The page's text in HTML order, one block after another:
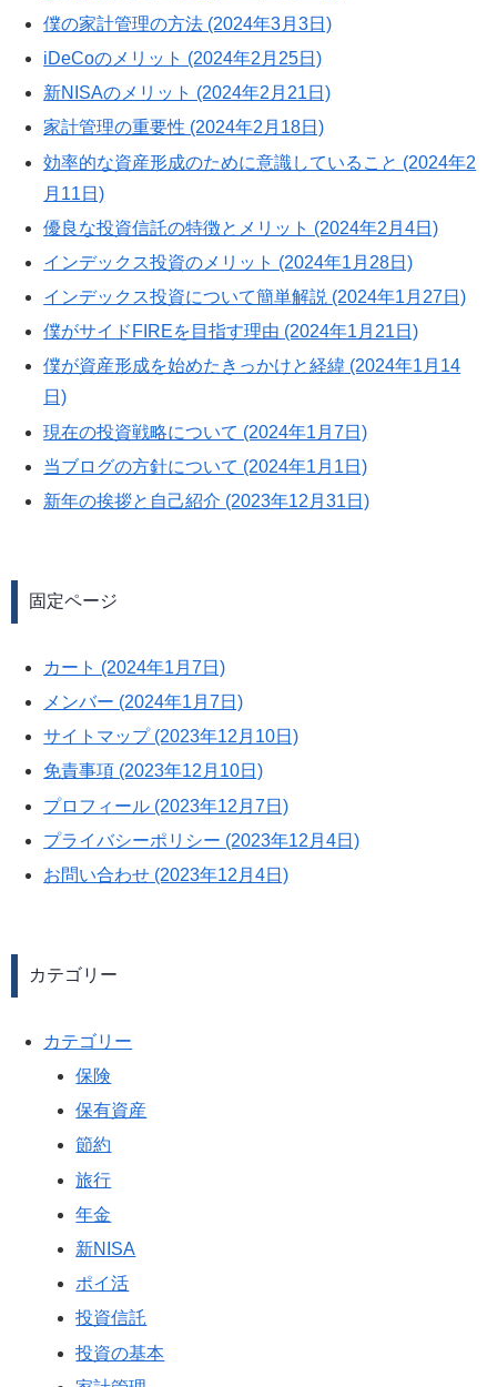
僕の家計管理の方法 (2024年3月3日)
iDeCoのメリット (2024年2月25日)
新NISAのメリット (2024年2月21日)
家計管理の重要性 (2024年2月18日)
効率的な資産形成のために意識していること (2024年2
月11日)
優良な投資信託の特徴とメリット (2024年2月4日)
インデックス投資のメリット (2024年1月28日)
インデックス投資について簡単解説 (2024年1月27日)
僕がサイドFIREを目指す理由 (2024年1月21日)
僕が資産形成を始めたきっかけと経緯 (2024年1月14
日)
現在の投資戦略について (2024年1月7日)
当ブログの方針について (2024年1月1日)
新年の挨拶と自己紹介 (2023年12月31日)
固定ページ
カート (2024年1月7日)
メンバー (2024年1月7日)
サイトマップ (2023年12月10日)
免責事項 (2023年12月10日)
プロフィール (2023年12月7日)
プライバシーポリシー (2023年12月4日)
お問い合わせ (2023年12月4日)
カテゴリー
カテゴリー
保険
保有資産
節約
旅行
年金
新NISA
ポイ活
投資信託
投資の基本